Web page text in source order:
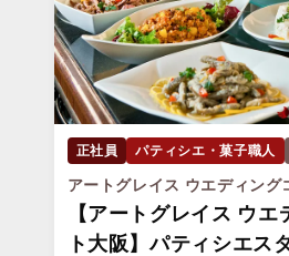
正社員 パティシエ・菓子職人
アートグレイス ウエディング
【アートグレイス ウ
ト大阪】パティシエス